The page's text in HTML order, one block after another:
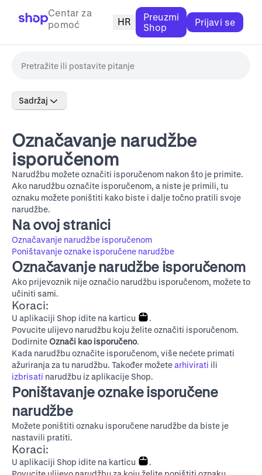
Centar za
pomoć
HR
Preuzmi
Shop
Prijavi se
Sadržaj
Označavanje narudžbe
isporučenom
Narudžbu možete označiti isporučenom nakon što je primite.
Ako narudžbu označite isporučenom, a niste je primili, tu
oznaku možete poništiti kako biste i dalje točno pratili svoje
narudžbe.
Na ovoj stranici
Označavanje narudžbe isporučenom
Poništavanje oznake isporučene narudžbe
Označavanje narudžbe isporučenom
Ako prijevoznik nije označio narudžbu isporučenom, možete to
učiniti sami.
Koraci:
U aplikaciji Shop idite na karticu
.
Povucite ulijevo narudžbu koju želite označiti isporučenom.
Dodirnite Označi kao isporučeno.
Kada narudžbu označite isporučenom, više nećete primati
ažuriranja za tu narudžbu. Također možetearhivirati ili
izbrisati narudžbu iz aplikacije Shop.
Poništavanje oznake isporučene
narudžbe
Možete poništiti oznaku isporučene narudžbe da biste je
nastavili pratiti.
Koraci:
U aplikaciji Shop idite na karticu
.